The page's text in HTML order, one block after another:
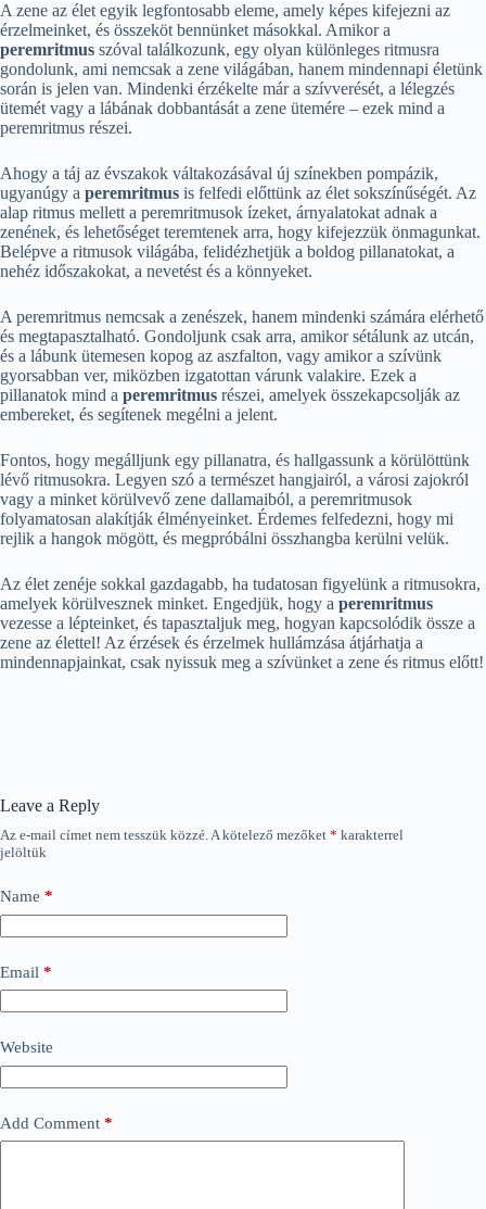
A zene az élet egyik legfontosabb eleme, amely képes kifejezni az
érzelmeinket, és összeköt bennünket másokkal. Amikor a
peremritmus szóval találkozunk, egy olyan különleges ritmusra
gondolunk, ami nemcsak a zene világában, hanem mindennapi életünk
során is jelen van. Mindenki érzékelte már a szívverését, a lélegzés
ütemét vagy a lábának dobbantását a zene ütemére – ezek mind a
peremritmus részei.
Ahogy a táj az évszakok váltakozásával új színekben pompázik,
ugyanúgy a peremritmus is felfedi előttünk az élet sokszínűségét. Az
alap ritmus mellett a peremritmusok ízeket, árnyalatokat adnak a
zenének, és lehetőséget teremtenek arra, hogy kifejezzük önmagunkat.
Belépve a ritmusok világába, felidézhetjük a boldog pillanatokat, a
nehéz időszakokat, a nevetést és a könnyeket.
A peremritmus nemcsak a zenészek, hanem mindenki számára elérhető
és megtapasztalható. Gondoljunk csak arra, amikor sétálunk az utcán,
és a lábunk ütemesen kopog az aszfalton, vagy amikor a szívünk
gyorsabban ver, miközben izgatottan várunk valakire. Ezek a
pillanatok mind a peremritmus részei, amelyek összekapcsolják az
embereket, és segítenek megélni a jelent.
Fontos, hogy megálljunk egy pillanatra, és hallgassunk a körülöttünk
lévő ritmusokra. Legyen szó a természet hangjairól, a városi zajokról
vagy a minket körülvevő zene dallamaiból, a peremritmusok
folyamatosan alakítják élményeinket. Érdemes felfedezni, hogy mi
rejlik a hangok mögött, és megpróbálni összhangba kerülni velük.
Az élet zenéje sokkal gazdagabb, ha tudatosan figyelünk a ritmusokra,
amelyek körülvesznek minket. Engedjük, hogy a peremritmus
vezesse a lépteinket, és tapasztaljuk meg, hogyan kapcsolódik össze a
zene az élettel! Az érzések és érzelmek hullámzása átjárhatja a
mindennapjainkat, csak nyissuk meg a szívünket a zene és ritmus előtt!
Leave a Reply
Az e-mail címet nem tesszük közzé.A kötelező mezőket * karakterrel
jelöltük
Name *
Email *
Website
Add Comment *